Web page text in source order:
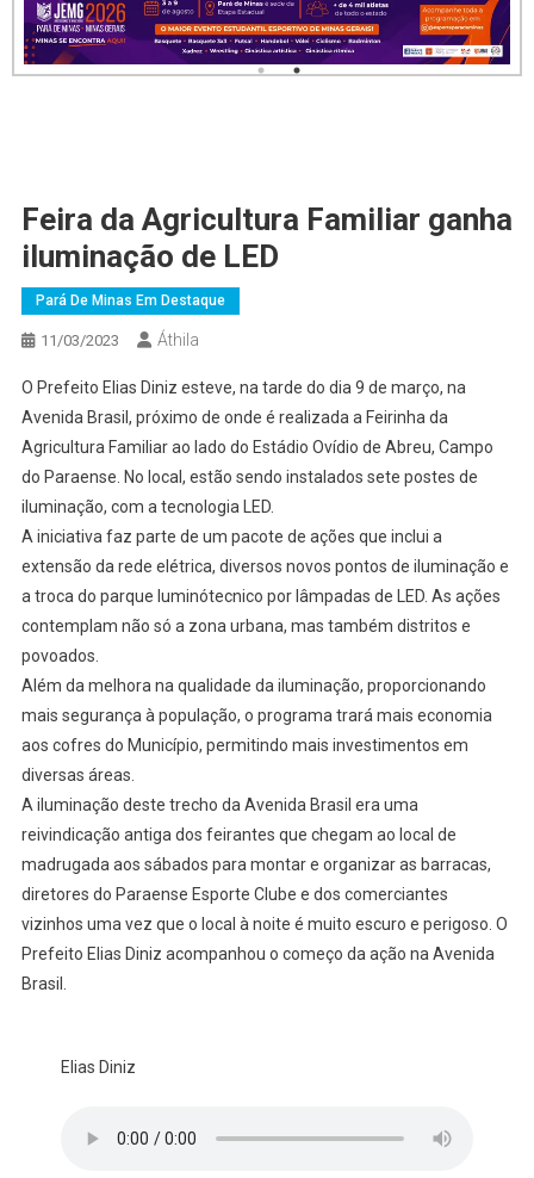
Feira da Agricultura Familiar ganha
iluminação de LED
Pará De Minas Em Destaque
11/03/2023 Áthila
O Prefeito Elias Diniz esteve, na tarde do dia 9 de março, na
Avenida Brasil, próximo de onde é realizada a Feirinha da
Agricultura Familiar ao lado do Estádio Ovídio de Abreu, Campo
do Paraense. No local, estão sendo instalados sete postes de
iluminação, com a tecnologia LED.
A iniciativa faz parte de um pacote de ações que inclui a
extensão da rede elétrica, diversos novos pontos de iluminação e
a troca do parque luminótecnico por lâmpadas de LED. As ações
contemplam não só a zona urbana, mas também distritos e
povoados.
Além da melhora na qualidade da iluminação, proporcionando
mais segurança à população, o programa trará mais economia
aos cofres do Município, permitindo mais investimentos em
diversas áreas.
A iluminação deste trecho da Avenida Brasil era uma
reivindicação antiga dos feirantes que chegam ao local de
madrugada aos sábados para montar e organizar as barracas,
diretores do Paraense Esporte Clube e dos comerciantes
vizinhos uma vez que o local à noite é muito escuro e perigoso. O
Prefeito Elias Diniz acompanhou o começo da ação na Avenida
Brasil.
Elias Diniz